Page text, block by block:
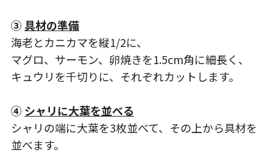
③ 具材の準備
海老とカニカマを縦1/2に、
マグロ、サーモン、卵焼きを1.5cm角に細長く、
キュウリを千切りに、それぞれカットします。
④ シャリに大葉を並べる
シャリの端に大葉を3枚並べて、その上から具材を
並べます。